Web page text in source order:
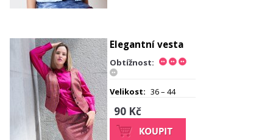
Elegantní vesta
Obtížnost:
Velikost: 36 – 44
90 Kč